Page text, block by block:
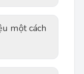
một cách